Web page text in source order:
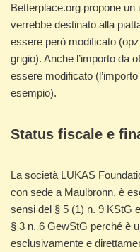
Betterplace.org propone
verrebbe destinato alla
essere però modificato
grigio). Anche l’importo da
essere modificato
esempio).
Status fiscale e
La società LUKAS
con sede a Maulbronn, è
sensi del § 5 (1) n. 9 KStG
§ 3 n. 6 GewStG perché è
esclusivamente e